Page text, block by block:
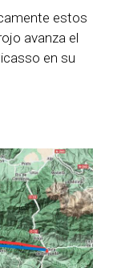
estos
avanza el
en su